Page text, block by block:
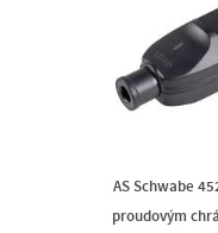
AS Schwabe
proudovým